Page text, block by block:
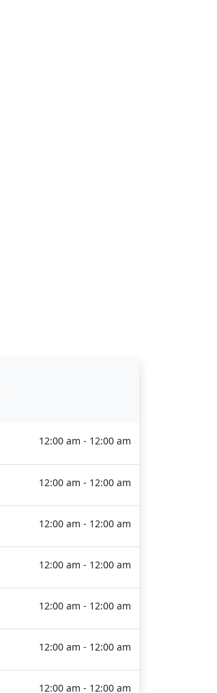
12:00 am - 12:00 am
12:00 am - 12:00 am
12:00 am - 12:00 am
12:00 am - 12:00 am
12:00 am - 12:00 am
12:00 am - 12:00 am
12:00 am - 12:00 am